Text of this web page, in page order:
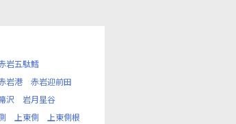
岩五駄鱈
岩港
赤岩迎前田
沢
岩月星谷
上東側
上東側根